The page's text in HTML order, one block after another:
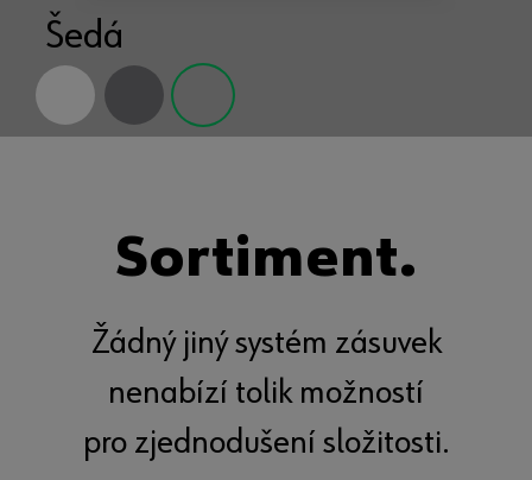
Grafit
Sortiment.
Žádný jiný systém zásuvek
nenabízí tolik možností
pro zjednodušení složitosti.